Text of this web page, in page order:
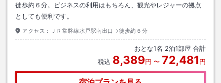
徒歩約６分。ビジネスの利用はもちろん、観光やレジャーの拠点
としても便利です。
アクセス： ＪＲ常磐線水戸駅南出口→徒歩約６分
おとな1名 2泊1部屋 合計
税込 8,389円 〜 72,481円